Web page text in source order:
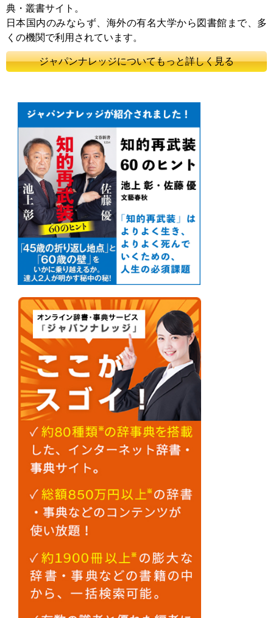
典・叢書サイト。
日本国内のみならず、海外の有名大学から図書館まで、多
くの機関で利用されています。
ジャパンナレッジについてもっと詳しく見る